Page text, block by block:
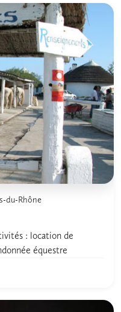
du-Rhône
: location de
équestre